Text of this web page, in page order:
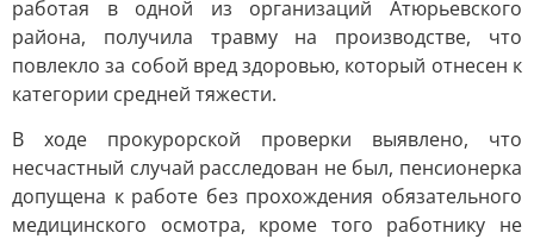
работая в одной из организаций Атюрьевского
района, получила травму на производстве, что
повлекло за собой вред здоровью, который отнесен к
категории средней тяжести.
В ходе прокурорской проверки выявлено, что
несчастный случай расследован не был, пенсионерка
допущена к работе без прохождения обязательного
медицинского осмотра, кроме того работнику не